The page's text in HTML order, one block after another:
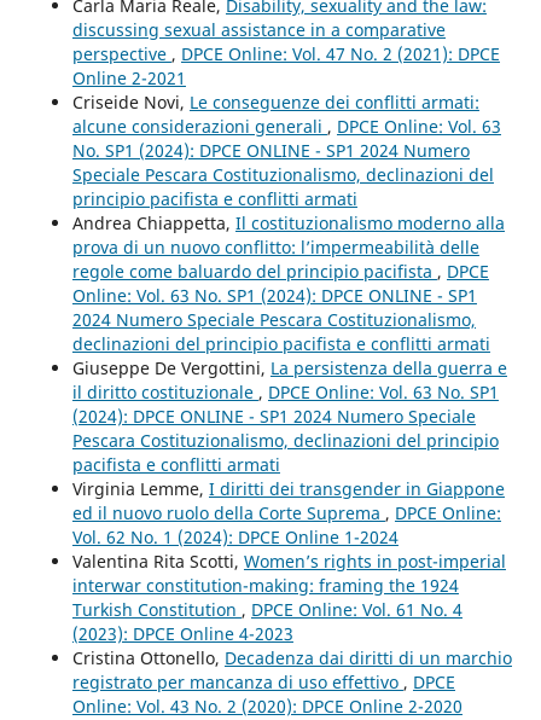
Carla Maria Reale, Disability, sexuality and the law:
discussing sexual assistance in a comparative
perspective , DPCE Online: Vol. 47 No. 2 (2021): DPCE
Online 2-2021
Criseide Novi, Le conseguenze dei conflitti armati:
alcune considerazioni generali , DPCE Online: Vol. 63
No. SP1 (2024): DPCE ONLINE - SP1 2024 Numero
Speciale Pescara Costituzionalismo, declinazioni del
principio pacifista e conflitti armati
Andrea Chiappetta, Il costituzionalismo moderno alla
prova di un nuovo conflitto: l’impermeabilità delle
regole come baluardo del principio pacifista , DPCE
Online: Vol. 63 No. SP1 (2024): DPCE ONLINE - SP1
2024 Numero Speciale Pescara Costituzionalismo,
declinazioni del principio pacifista e conflitti armati
Giuseppe De Vergottini, La persistenza della guerra e
il diritto costituzionale , DPCE Online: Vol. 63 No. SP1
(2024): DPCE ONLINE - SP1 2024 Numero Speciale
Pescara Costituzionalismo, declinazioni del principio
pacifista e conflitti armati
Virginia Lemme, I diritti dei transgender in Giappone
ed il nuovo ruolo della Corte Suprema , DPCE Online:
Vol. 62 No. 1 (2024): DPCE Online 1-2024
Valentina Rita Scotti, Women’s rights in post-imperial
interwar constitution-making: framing the 1924
Turkish Constitution , DPCE Online: Vol. 61 No. 4
(2023): DPCE Online 4-2023
Cristina Ottonello, Decadenza dai diritti di un marchio
registrato per mancanza di uso effettivo , DPCE
Online: Vol. 43 No. 2 (2020): DPCE Online 2-2020